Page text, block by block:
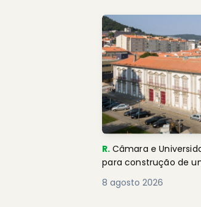
R. Câmara e
para construção de
8 agosto 2026